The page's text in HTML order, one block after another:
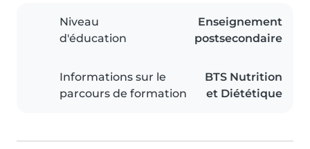
Niveau
d'éducation
Enseignement
postsecondaire
Informations sur le
parcours de formation
BTS Nutrition
et Diététique